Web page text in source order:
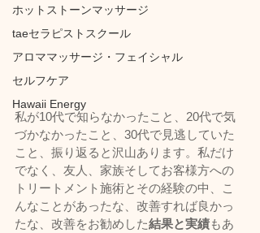
ホットストーンマッサージ
taeセラピストスクール
アロママッサージ・フェイシャル
セルフケア
Hawaii Energy
私が10代で知らなかったこと、20代で気
づかなかったこと、30代で見逃していた
こと、振り返ると沢山あります。私だけ
でなく、友人、家族そしてお客様方への
トリートメント施術とその経験の中、こ
んなことがあったな、改善すれば良かっ
たな、改善をお勧めした結果と実績もあ